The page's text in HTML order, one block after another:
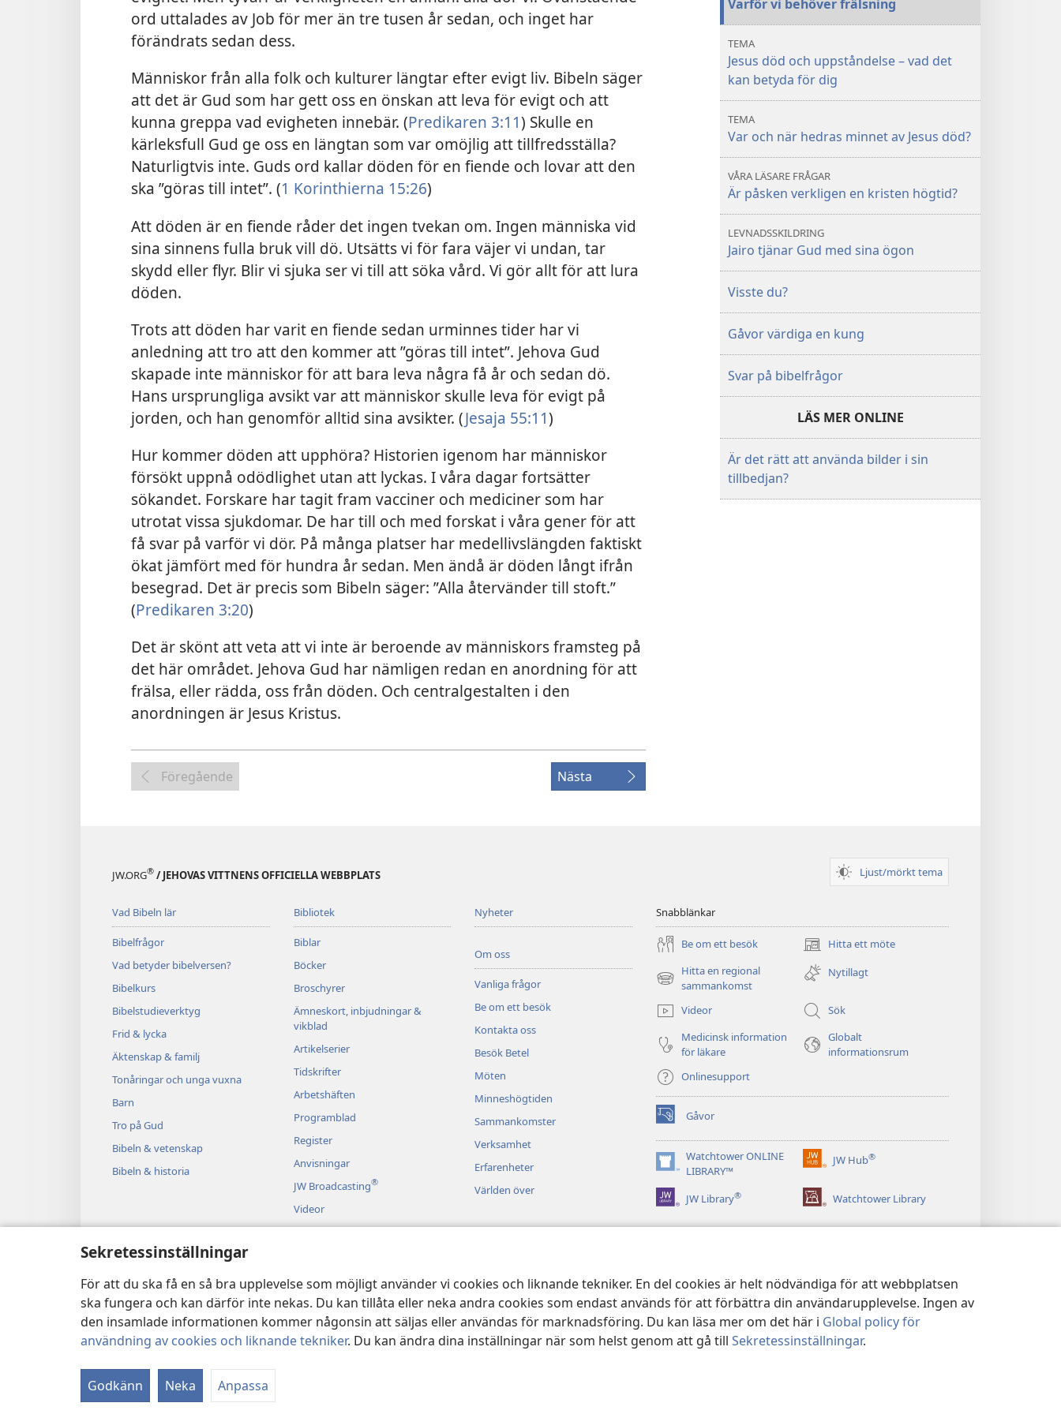
Sekretessinställningar
För att du ska få en så bra upplevelse som möjligt använder vi cookies och liknande tekniker. En del cookies är helt nödvändiga för att webbplatsen
ska fungera och kan därför inte nekas. Du kan tillåta eller neka andra cookies som endast används för att förbättra din användarupplevelse. Ingen av
den insamlade informationen kommer någonsin att säljas eller användas för marknadsföring. Du kan läsa mer om det här i Global policy för
användning av cookies och liknande tekniker. Du kan ändra dina inställningar när som helst genom att gå till Sekretessinställningar.
Godkänn Neka Anpassa
ord uttalades av Job för mer än tre tusen år sedan, och inget har
förändrats sedan dess.
Människor från alla folk och kulturer längtar efter evigt liv. Bibeln säger
att det är Gud som har gett oss en önskan att leva för evigt och att
kunna greppa vad evigheten innebär. (Predikaren 3:11) Skulle en
kärleksfull Gud ge oss en längtan som var omöjlig att tillfredsställa?
Naturligtvis inte. Guds ord kallar döden för en fiende och lovar att den
ska ”göras till intet”. (1 Korinthierna 15:26)
Att döden är en fiende råder det ingen tvekan om. Ingen människa vid
sina sinnens fulla bruk vill dö. Utsätts vi för fara väjer vi undan, tar
skydd eller flyr. Blir vi sjuka ser vi till att söka vård. Vi gör allt för att lura
döden.
Trots att döden har varit en fiende sedan urminnes tider har vi
anledning att tro att den kommer att ”göras till intet”. Jehova Gud
skapade inte människor för att bara leva några få år och sedan dö.
Hans ursprungliga avsikt var att människor skulle leva för evigt på
jorden, och han genomför alltid sina avsikter. (Jesaja 55:11)
Hur kommer döden att upphöra? Historien igenom har människor
försökt uppnå odödlighet utan att lyckas. I våra dagar fortsätter
sökandet. Forskare har tagit fram vacciner och mediciner som har
utrotat vissa sjukdomar. De har till och med forskat i våra gener för att
få svar på varför vi dör. På många platser har medellivslängden faktiskt
ökat jämfört med för hundra år sedan. Men ändå är döden långt ifrån
besegrad. Det är precis som Bibeln säger: ”Alla återvänder till stoft.”
(Predikaren 3:20)
Det är skönt att veta att vi inte är beroende av människors framsteg på
det här området. Jehova Gud har nämligen redan en anordning för att
frälsa, eller rädda, oss från döden. Och centralgestalten i den
anordningen är Jesus Kristus.
Föregående Nästa
Jesus
vår
frälsare?
Jesus
Varför vi behöver frälsning
TEMA
Jesus död och uppståndelse – vad det
kan betyda för dig
TEMA
Var och när hedras minnet av Jesus död?
VÅRA LÄSARE FRÅGAR
Är påsken verkligen en kristen högtid?
LEVNADSSKILDRING
Jairo tjänar Gud med sina ögon
Visste du?
Gåvor värdiga en kung
Svar på bibelfrågor
LÄS MER ONLINE
Är det rätt att använda bilder i sin
tillbedjan?
JW.ORG® / JEHOVAS VITTNENS OFFICIELLA WEBBPLATS Ljust/mörkt tema
Vad Bibeln lär
Bibelfrågor
Vad betyder bibelversen?
Bibelkurs
Bibelstudieverktyg
Frid & lycka
Äktenskap & familj
Tonåringar och unga vuxna
Barn
Tro på Gud
Bibeln & vetenskap
Bibeln & historia
Bibliotek
Biblar
Böcker
Broschyrer
Ämneskort, inbjudningar &
vikblad
Artikelserier
Tidskrifter
Arbetshäften
Programblad
Register
Anvisningar
JW Broadcasting®
Videor
Musik
Dramatiserad bibeluppläsning
Nyheter
Om oss
Vanliga frågor
Be om ett besök
Kontakta oss
Besök Betel
Möten
Minneshögtiden
Sammankomster
Verksamhet
Erfarenheter
Världen över
Snabblänkar
Be om ett besök Hitta ett möte
(öppnar
nytt
fönster)
Hitta en regional
sammankomst
(öppnar
fönster)
Nytillagt
Videor
Sök
Medicinsk information
för läkare
Globalt
informationsrum
Onlinesupport
Gåvor
(öppnar
nytt
fönster)Watchtower ONLINE
LIBRARY™
(öppnar
nytt
fönster)
JW Hub®
(öppnar
fönster)
JW Library® Watchtower Library
Copyright© 2026 Watch Tower Bible and Tract Society of Pennsylvania. ANVÄNDARVILLKOR |SEKRETESSPOLICY| SEKRETESSINSTÄLLNINGAR